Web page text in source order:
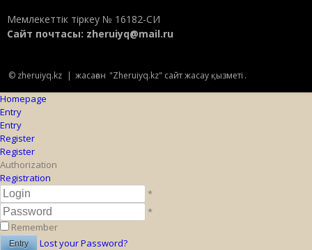
Мемлекеттік тіркеу № 16182-СИ
Сайт почтасы: zheruiyq@mail.ru
© zheruiyq.kz | жасаған "Zheruiyq.kz" сайт жасау қызметі .
Homepage
Entry
Entry
Register
Register
Authorization
Registration
*
*
Remember
Lost your Password?